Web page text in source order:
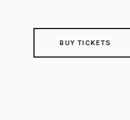
BUY TICKETS